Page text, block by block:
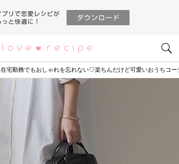
恋愛レシピ
在宅勤務でもおしゃれを忘れない♡楽ちんだけど可愛いおうちコー